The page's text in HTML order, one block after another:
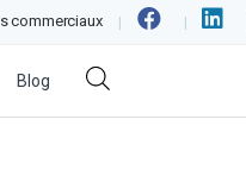
commerciaux
Blog